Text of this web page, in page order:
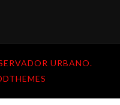
URBANO.